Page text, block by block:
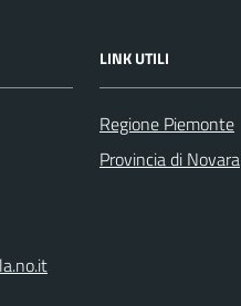
LINK UTILI
Regione Piemonte
Provincia di Novara